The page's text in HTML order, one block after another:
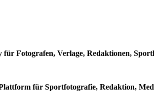
für Fotografen, Verlage, Redaktionen,
für Sportfotografie, Redaktion,